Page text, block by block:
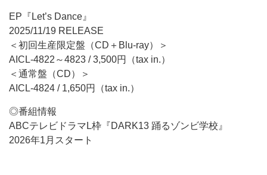
EP『Let’s Dance』
2025/11/19 RELEASE
＜初回生産限定盤（CD＋Blu-ray）＞
AICL-4822～4823 / 3,500円（tax in.）
＜通常盤（CD）＞
AICL-4824 / 1,650円（tax in.）
◎番組情報
ABCテレビドラマL枠『DARK13 踊るゾンビ学校』
2026年1月スタート